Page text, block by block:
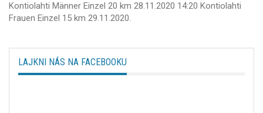
Kontiolahti Männer Einzel 20 km 28.11.2020 14:20 Kontiolahti
Frauen Einzel 15 km 29.11.2020.
LAJKNI NÁS NA FACEBOOKU